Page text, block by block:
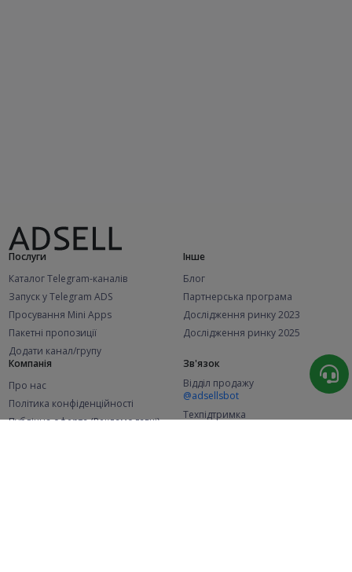
Послуги
Каталог Telegram-каналів
Запуск у Telegram ADS
Просування Mini Apps
Пакетні пропозиції
Додати канал/групу
Інше
Блог
Партнерська програма
Дослідження ринку 2023
Дослідження ринку 2025
Компанія
Про нас
Політика конфіденційності
Публічна оферта (Рекламодавці)
Зв'язок
Відділ продажу
@adsellsbot
Техпідтримка